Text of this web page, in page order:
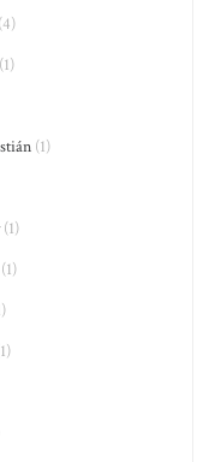
(4)
(1)
(1)